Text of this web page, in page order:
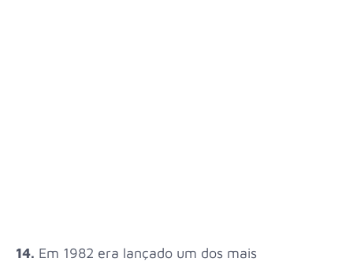
14. Em 1982 era lançado um dos mais